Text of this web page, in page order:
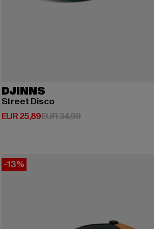
DJINNS
Street Disco
EUR 25,89
Huidige prijs: EUR 25,89
EUR 34,99Actieprijs: EUR 34,99
-13%